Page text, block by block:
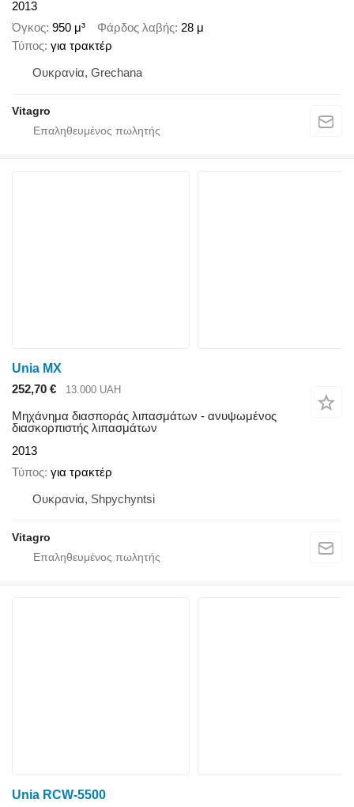
2013
Όγκος 950 μ³ Φάρδος λαβής 28 μ
Τύπος για τρακτέρ
Ουκρανία, Grechana
Vitagro
Unia MX
252,70 €
13.000 UAH
Μηχάνημα διασποράς λιπασμάτων - ανυψωμένος
διασκορπιστής λιπασμάτων
2013
Τύπος για τρακτέρ
Ουκρανία, Shpychyntsi
Vitagro
Unia RCW-5500